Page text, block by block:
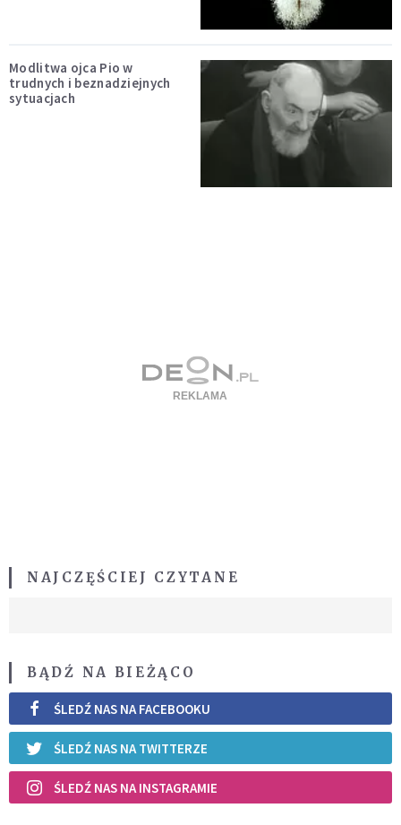
Modlitwa ojca Pio w
trudnych i beznadziejnych
sytuacjach
NAJCZĘŚCIEJ CZYTANE
BĄDŹ NA BIEŻĄCO
ŚLEDŹ NAS NA FACEBOOKU
ŚLEDŹ NAS NA TWITTERZE
ŚLEDŹ NAS NA INSTAGRAMIE